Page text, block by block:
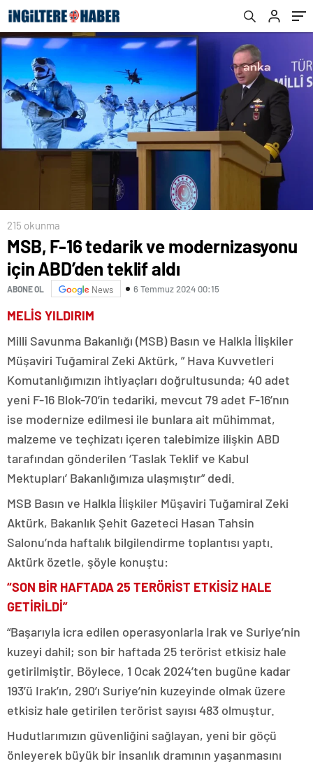
215 okunma
MSB, F-16 tedarik ve modernizasyonu
için ABD’den teklif aldı
ABONE OL News 6 Temmuz 2024 00:15
MELİS YILDIRIM
Milli Savunma Bakanlığı (MSB) Basın ve Halkla İlişkiler
Müşaviri Tuğamiral Zeki Aktürk, ” Hava Kuvvetleri
Komutanlığımızın ihtiyaçları doğrultusunda; 40 adet
yeni F-16 Blok-70’in tedariki, mevcut 79 adet F-16’nın
ise modernize edilmesi ile bunlara ait mühimmat,
malzeme ve teçhizatı içeren talebimize ilişkin ABD
tarafından gönderilen ‘Taslak Teklif ve Kabul
Mektupları’ Bakanlığımıza ulaşmıştır” dedi.
MSB Basın ve Halkla İlişkiler Müşaviri Tuğamiral Zeki
Aktürk, Bakanlık Şehit Gazeteci Hasan Tahsin
Salonu’nda haftalık bilgilendirme toplantısı yaptı.
Aktürk özetle, şöyle konuştu:
“SON BİR HAFTADA 25 TERÖRİST ETKİSİZ HALE
GETİRİLDİ”
“Başarıyla icra edilen operasyonlarla Irak ve Suriye’nin
kuzeyi dahil; son bir haftada 25 terörist etkisiz hale
getirilmiştir. Böylece, 1 Ocak 2024’ten bugüne kadar
193’ü Irak’ın, 290’ı Suriye’nin kuzeyinde olmak üzere
etkisiz hale getirilen terörist sayısı 483 olmuştur.
Hudutlarımızın güvenliğini sağlayan, yeni bir göçü
önleyerek büyük bir insanlık dramının yaşanmasını